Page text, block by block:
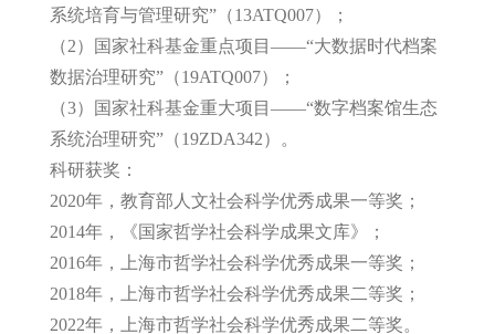
系统培育与管理研究”（13ATQ007）；
（2）国家社科基金重点项目——“大数据时代档案
数据治理研究”（19ATQ007）；
（3）国家社科基金重大项目——“数字档案馆生态
系统治理研究”（19ZDA342）。
科研获奖：
2020年，教育部人文社会科学优秀成果一等奖；
2014年，《国家哲学社会科学成果文库》；
2016年，上海市哲学社会科学优秀成果一等奖；
2018年，上海市哲学社会科学优秀成果二等奖；
2022年，上海市哲学社会科学优秀成果二等奖。